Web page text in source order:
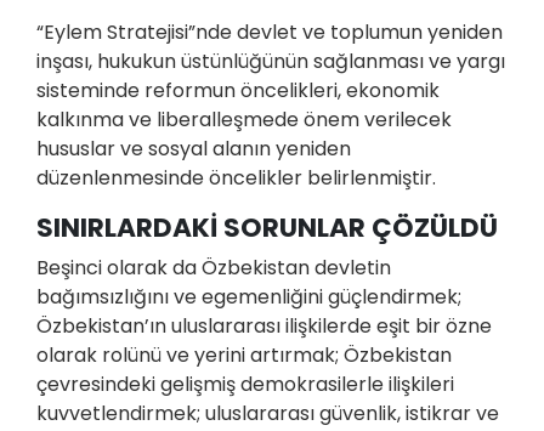
“Eylem Stratejisi”nde devlet ve toplumun yeniden
inşası, hukukun üstünlüğünün sağlanması ve yargı
sisteminde reformun öncelikleri, ekonomik
kalkınma ve liberalleşmede önem verilecek
hususlar ve sosyal alanın yeniden
düzenlenmesinde öncelikler belirlenmiştir.
SINIRLARDAKİ SORUNLAR ÇÖZÜLDÜ
Beşinci olarak da Özbekistan devletin
bağımsızlığını ve egemenliğini güçlendirmek;
Özbekistan’ın uluslararası ilişkilerde eşit bir özne
olarak rolünü ve yerini artırmak; Özbekistan
çevresindeki gelişmiş demokrasilerle ilişkileri
kuvvetlendirmek; uluslararası güvenlik, istikrar ve